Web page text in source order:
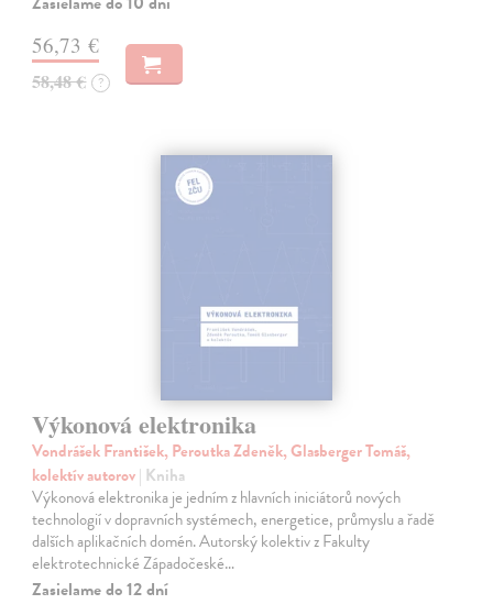
56,73 €
58,48 € ?
Výkonová elektronika
Vondrášek František, Peroutka Zdeněk, Glasberger Tomáš,
kolektív autorov| Kniha
Výkonová elektronika je jedním z hlavních iniciátorů nových
technologií v dopravních systémech, energetice, průmyslu a řadě
dalších aplikačních domén. Autorský kolektiv z Fakulty
elektrotechnické Západočeské…
Zasielame do 12 dní